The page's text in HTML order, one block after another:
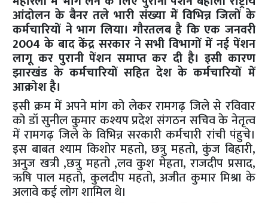
आंदोलन के बैनर तले भारी संख्या मेें विभिन्न जिलों के
कर्मचारियों ने भाग लिया। गौरतलब है कि एक जनवरी
2004 के बाद केंद्र सरकार ने सभी विभागों में नई पेंशन
लागू कर पुरानी पेंशन समाप्त कर दी है। इसी कारण
झारखंड के कर्मचारियों सहित देश के कर्मचारियों में
आक्रोश है।
इसी क्रम में अपने मांग को लेकर रामगढ़ जिले से रविवार
को डॉ सुनील कुमार कश्यप प्रदेश संगठन सचिव के नेतृत्व
में रामगढ़ जिले के विभिन्न सरकारी कर्मचारी रांची पंहुचे।
इस बाबत श्याम किशोर महतो, छत्रु महतो, कुंज बिहारी,
अनुज खत्री ,छत्रु महतो ,लव कुश मेहता, राजदीप प्रसाद,
ऋषि पाल महतो, कुलदीप महतो, अजीत कुमार मिश्रा के
अलावे कई लोग शामिल थे।